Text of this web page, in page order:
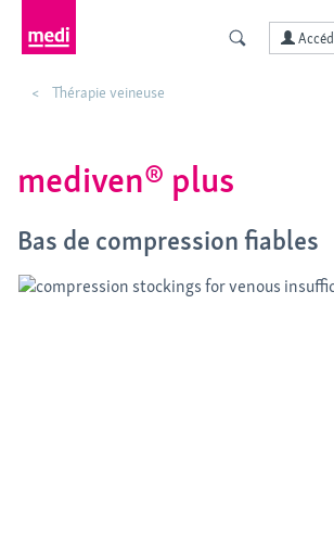
Thérapie veineuse
mediven® plus
Bas de compression fiables